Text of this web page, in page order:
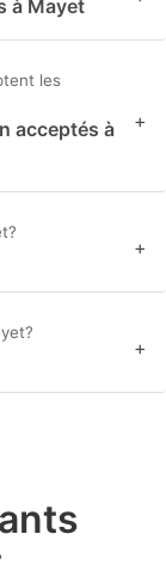
à Mayet
les
acceptés à
+
+
+